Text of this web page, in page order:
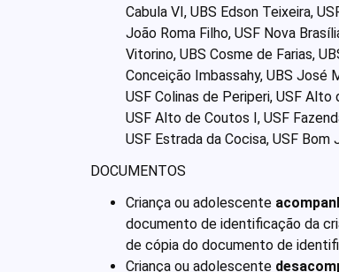
Cabula VI, UBS Edson Teixeira,
João Roma Filho, USF Nova
Vitorino, UBS Cosme de Farias,
Conceição Imbassahy, UBS José
USF Colinas de Periperi, USF Alto
USF Alto de Coutos I, USF
USF Estrada da Cocisa, USF
DOCUMENTOS
Criança ou adolescente
documento de identificação da
de cópia do documento de
Criança ou adolescente